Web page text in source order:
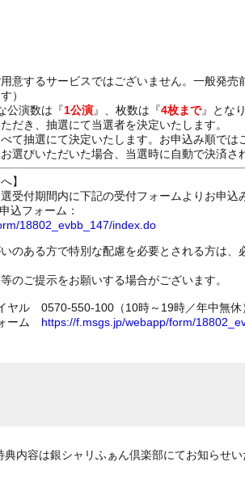
意するサービスではございません。一般発
）
公演数は『1公演』、枚数は『4枚まで』とな
だき、抽選にて当選者を決定いたします。
て抽選にて決定いたします。お申込み順では
選びいただいた場合、当選時に自動で決済さ
】
受付期間内に下記の受付フォームよりお申込
込フォーム：
18802_evbb_147/index.do
のある方で特別な配慮を必要とされる方は
のご提示をお願いする場合がございます。
ヤル 0570-550-100（10時～19時／年中無休
ーム https://f.msgs.jp/webapp/form/
内容は銀シャリふぁん倶楽部にてお知らせい